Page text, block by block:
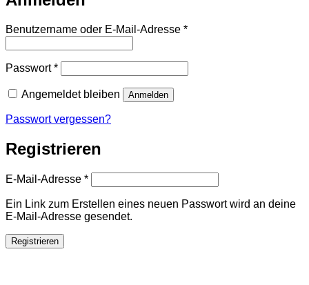
Benutzername oder E-Mail-Adresse *Erforderlich
Passwort*Erforderlich
Angemeldet bleiben Anmelden
Passwort vergessen?
Registrieren
E-Mail-Adresse *Erforderlich
Ein Link zum Erstellen eines neuen Passwort wird an deine
E-Mail-Adresse gesendet.
Registrieren